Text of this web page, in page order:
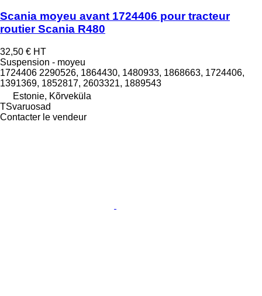
Scania moyeu avant 1724406 pour tracteur
routier Scania R480
32,50 € HT
Suspension - moyeu
1724406 2290526, 1864430, 1480933, 1868663, 1724406,
1391369, 1852817, 2603321, 1889543
Estonie, Kõrveküla
TSvaruosad
Contacter le vendeur